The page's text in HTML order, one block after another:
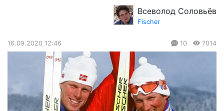
Всеволод Соловьёв
Fischer
16.09.2020 12:46 10 7014